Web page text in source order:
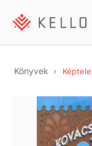
Könyvek